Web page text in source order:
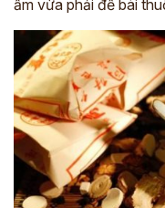
ấm vừa phải để bài